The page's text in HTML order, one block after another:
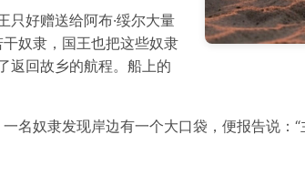
只好赠送给阿布·绥尔大量
奴隶，国王也把这些奴隶
返回故乡的航程。船上的
名奴隶发现岸边有一个大口袋，便报告说：